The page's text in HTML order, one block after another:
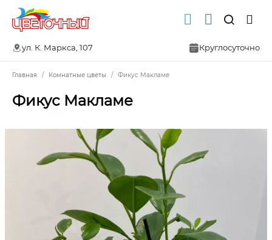
ул. К. Маркса, 107 Круглосуточно
Главная Комнатные цветы Фикус Макламе
Фикус Макламе